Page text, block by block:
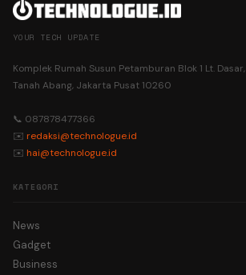
YOUR TECH UPDATE
Komplek Rumah Susun Petamburan Blok 1 Lt. Dasar,
Tanah Abang, Jakarta Pusat 10260
📞 087878477366
✉️ redaksi@technologue.id
✉️ hai@technologue.id
KATEGORI
News
Gadget
Business